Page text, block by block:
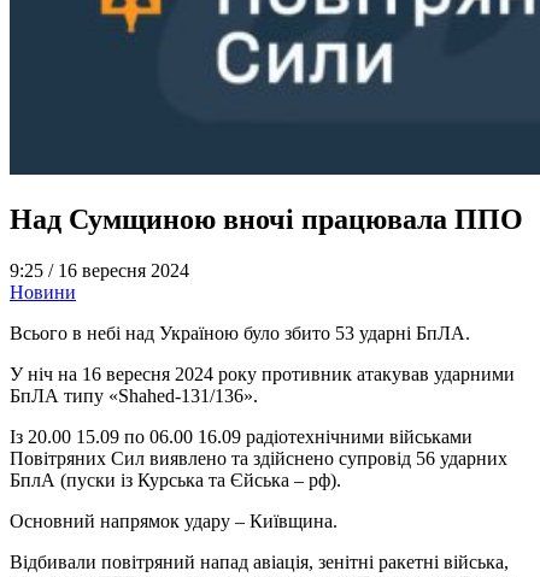
Над Сумщиною вночі працювала ППО
9:25 / 16 вересня 2024
Новини
Всього в небі над Україною було збито 53 ударні БпЛА.
У ніч на 16 вересня 2024 року противник атакував ударними
БпЛА типу «Shahed-131/136».
Із 20.00 15.09 по 06.00 16.09 радіотехнічними військами
Повітряних Сил виявлено та здійснено супровід 56 ударних
БплА (пуски із Курська та Єйська – рф).
Основний напрямок удару – Київщина.
Відбивали повітряний напад авіація, зенітні ракетні війська,